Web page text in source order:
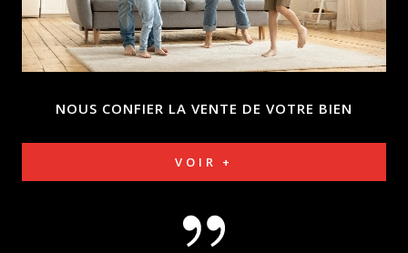
NOUS CONFIER LA VENTE DE VOTRE BIEN
VOIR +